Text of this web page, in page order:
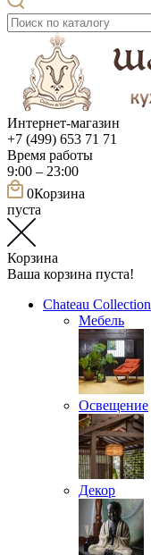
Интернет-магазин
+7 (499) 653 71 71
Время работы
9:00 – 23:00
0Корзина
пуста
Корзина
Ваша корзина пуста!
Chateau Collection
Мебель
Освещение
Декор